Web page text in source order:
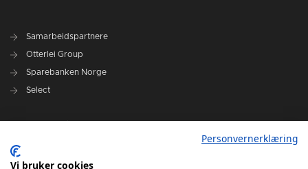
Samarbeidspartnere
Otterlei Group
Sparebanken Norge
Select
Spillerstall
Personvernerklæring
Vi bruker cookies